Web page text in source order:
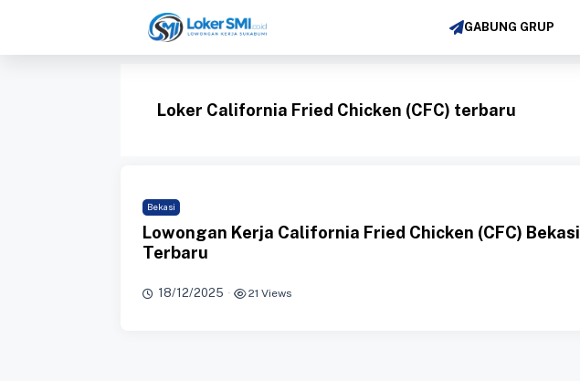
isi
GABUNG GRUP
Loker California Fried Chicken (CFC) terbaru
Bekasi
Lowongan Kerja California Fried Chicken (CFC) Bekasi
Terbaru
18/12/2025 · 21 Views